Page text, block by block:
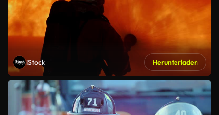
iStock Herunterladen